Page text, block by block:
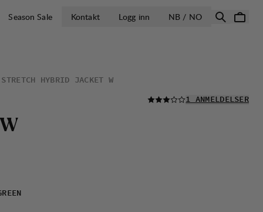
Season Sale Kontakt Logg inn NB / NOÅPNE VELG
HYBRID JACKET W
W
LES ALLE
1 ANMELDELSER